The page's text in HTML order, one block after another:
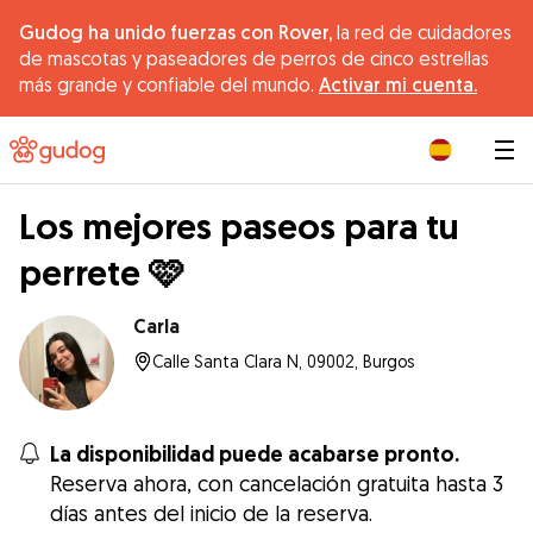
Gudog ha unido fuerzas con Rover, la red de cuidadores
de mascotas y paseadores de perros de cinco estrellas
más grande y confiable del mundo. Activar mi cuenta.
Los mejores paseos para tu
perrete 🩷
Carla
Calle Santa Clara N, 09002, Burgos
La disponibilidad puede acabarse pronto.
Reserva ahora, con cancelación gratuita hasta 3
días antes del inicio de la reserva.